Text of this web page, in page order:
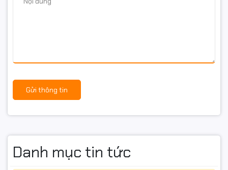
Gửi thông tin
Danh mục tin tức